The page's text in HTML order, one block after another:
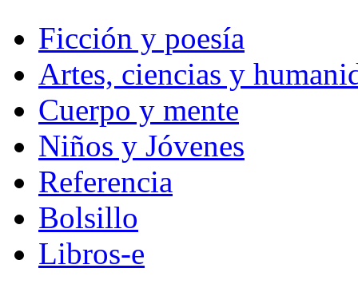
Ficción y poesía
Artes, ciencias y
Cuerpo y mente
Niños y Jóvenes
Referencia
Bolsillo
Libros-e